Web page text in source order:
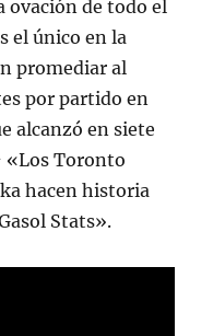
ovación de todo el
el único en la
promediar al
por partido en
alcanzó en siete
«Los Toronto
hacen historia
Stats».